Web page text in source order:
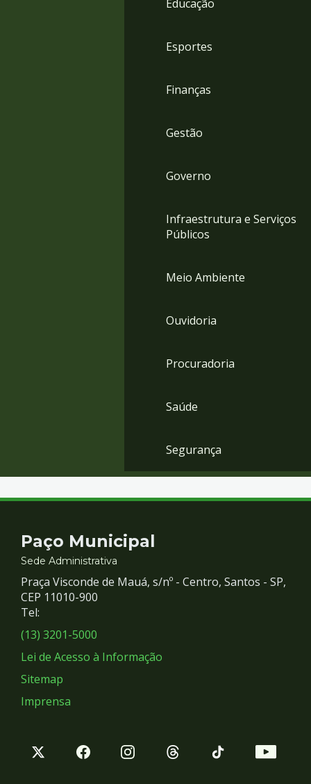
Educação
Esportes
Finanças
Gestão
Governo
Infraestrutura e Serviços
Públicos
Meio Ambiente
Ouvidoria
Procuradoria
Saúde
Segurança
Contato
e
Redes
Sociais
Paço Municipal
Sede Administrativa
Praça Visconde de Mauá, s/nº - Centro, Santos - SP,
CEP 11010-900
Tel:
(13) 3201-5000
Lei de Acesso à Informação
Sitemap
Imprensa